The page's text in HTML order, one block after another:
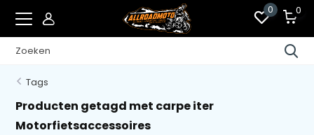
0 0
Tags
Producten getagd met carpe iter
Motorfietsaccessoires